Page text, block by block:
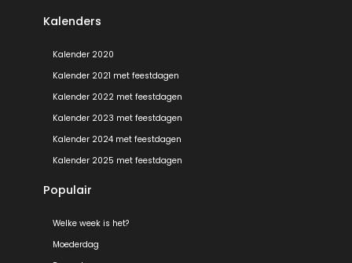
Kalenders
Kalender 2020
Kalender 2021 met feestdagen
Kalender 2022 met feestdagen
Kalender 2023 met feestdagen
Kalender 2024 met feestdagen
Kalender 2025 met feestdagen
Populair
Welke week is het?
Moederdag